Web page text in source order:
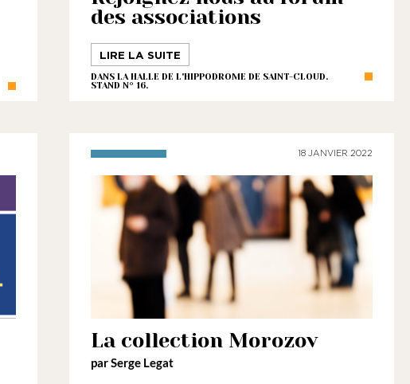
des associations
LIRE LA SUITE
DANS LA HALLE DE L'HIPPODROME DE SAINT-CLOUD.
STAND N° 16.
18 JANVIER 2022
La collection Morozov
par Serge Legat